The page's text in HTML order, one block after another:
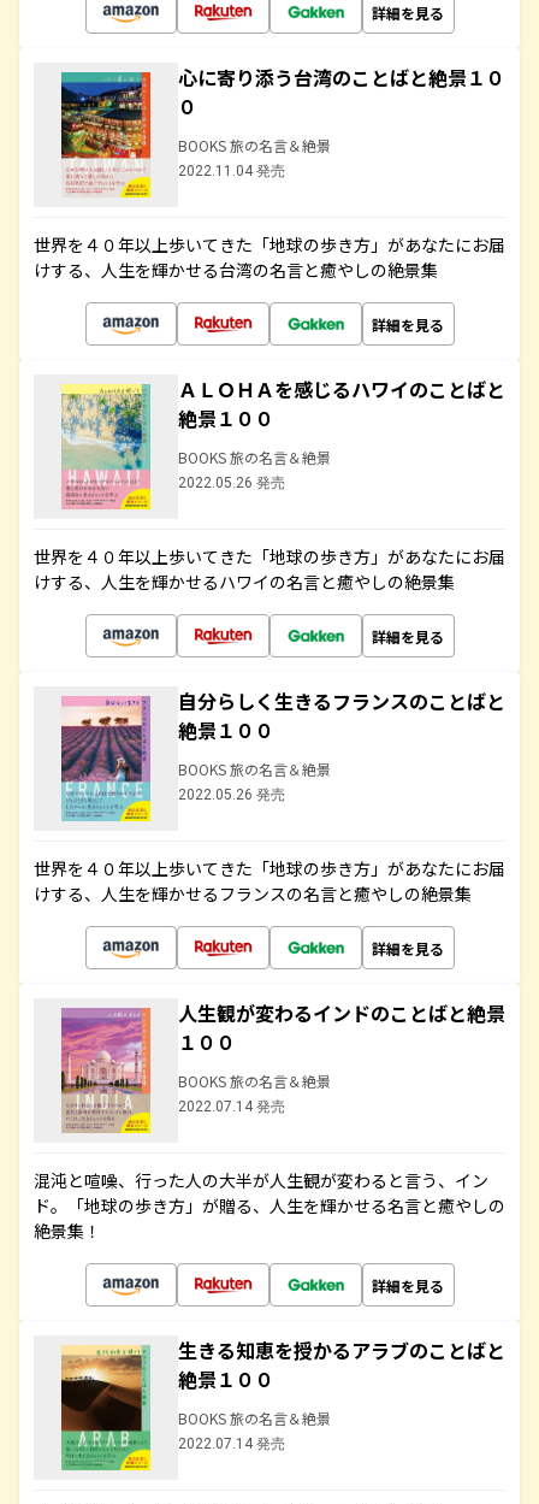
詳細を見る
心に寄り添う台湾のことばと絶景１０
０
BOOKS 旅の名言＆絶景
2022.11.04 発売
世界を４０年以上歩いてきた「地球の歩き方」があなたにお届
けする、人生を輝かせる台湾の名言と癒やしの絶景集
詳細を見る
ＡＬＯＨＡを感じるハワイのことばと
絶景１００
BOOKS 旅の名言＆絶景
2022.05.26 発売
世界を４０年以上歩いてきた「地球の歩き方」があなたにお届
けする、人生を輝かせるハワイの名言と癒やしの絶景集
詳細を見る
自分らしく生きるフランスのことばと
絶景１００
BOOKS 旅の名言＆絶景
2022.05.26 発売
世界を４０年以上歩いてきた「地球の歩き方」があなたにお届
けする、人生を輝かせるフランスの名言と癒やしの絶景集
詳細を見る
人生観が変わるインドのことばと絶景
１００
BOOKS 旅の名言＆絶景
2022.07.14 発売
混沌と喧噪、行った人の大半が人生観が変わると言う、イン
ド。「地球の歩き方」が贈る、人生を輝かせる名言と癒やしの
絶景集！
詳細を見る
生きる知恵を授かるアラブのことばと
絶景１００
BOOKS 旅の名言＆絶景
2022.07.14 発売